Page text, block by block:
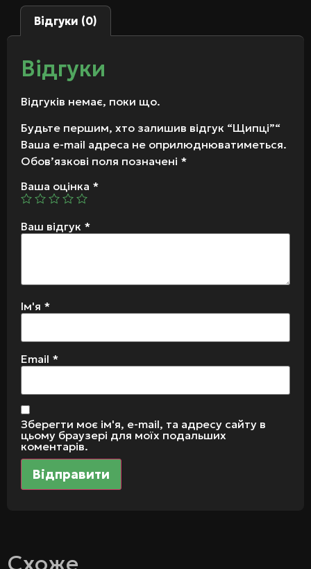
Відгуки (0)
Відгуки
Відгуків немає, поки що.
Будьте першим, хто залишив відгук “Щипці”“
Ваша e-mail адреса не оприлюднюватиметься.
Обов’язкові поля позначені *
Ваша оцінка *
Ваш відгук *
Ім'я *
Email *
Зберегти моє ім'я, e-mail, та адресу сайту в
цьому браузері для моїх подальших
коментарів.
Схоже